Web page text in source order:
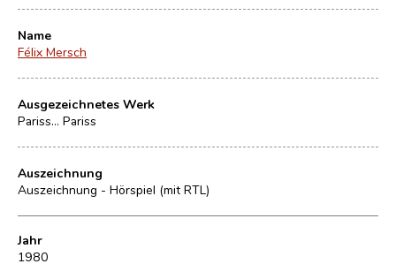
Name
Félix Mersch
Ausgezeichnetes Werk
Pariss... Pariss
Auszeichnung
Auszeichnung - Hörspiel (mit RTL)
Jahr
1980